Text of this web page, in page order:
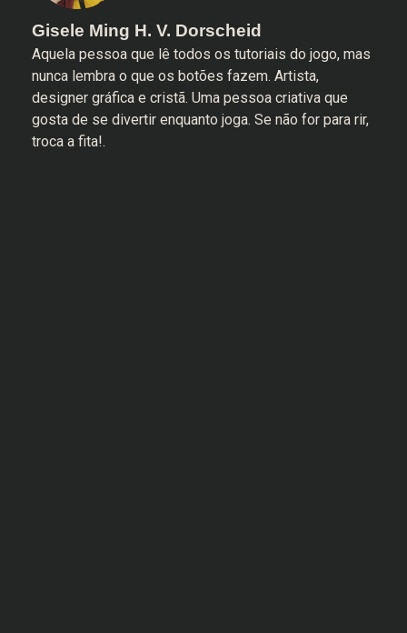
Gisele Ming H. V. Dorscheid
Aquela pessoa que lê todos os tutoriais do jogo, mas
nunca lembra o que os botões fazem. Artista,
designer gráfica e cristã. Uma pessoa criativa que
gosta de se divertir enquanto joga. Se não for para rir,
troca a fita!.